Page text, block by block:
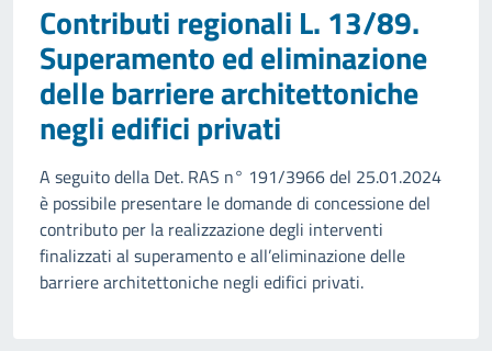
Contributi regionali L. 13/89.
Superamento ed eliminazione
delle barriere architettoniche
negli edifici privati
A seguito della Det. RAS n° 191/3966 del 25.01.2024
è possibile presentare le domande di concessione del
contributo per la realizzazione degli interventi
finalizzati al superamento e all’eliminazione delle
barriere architettoniche negli edifici privati.